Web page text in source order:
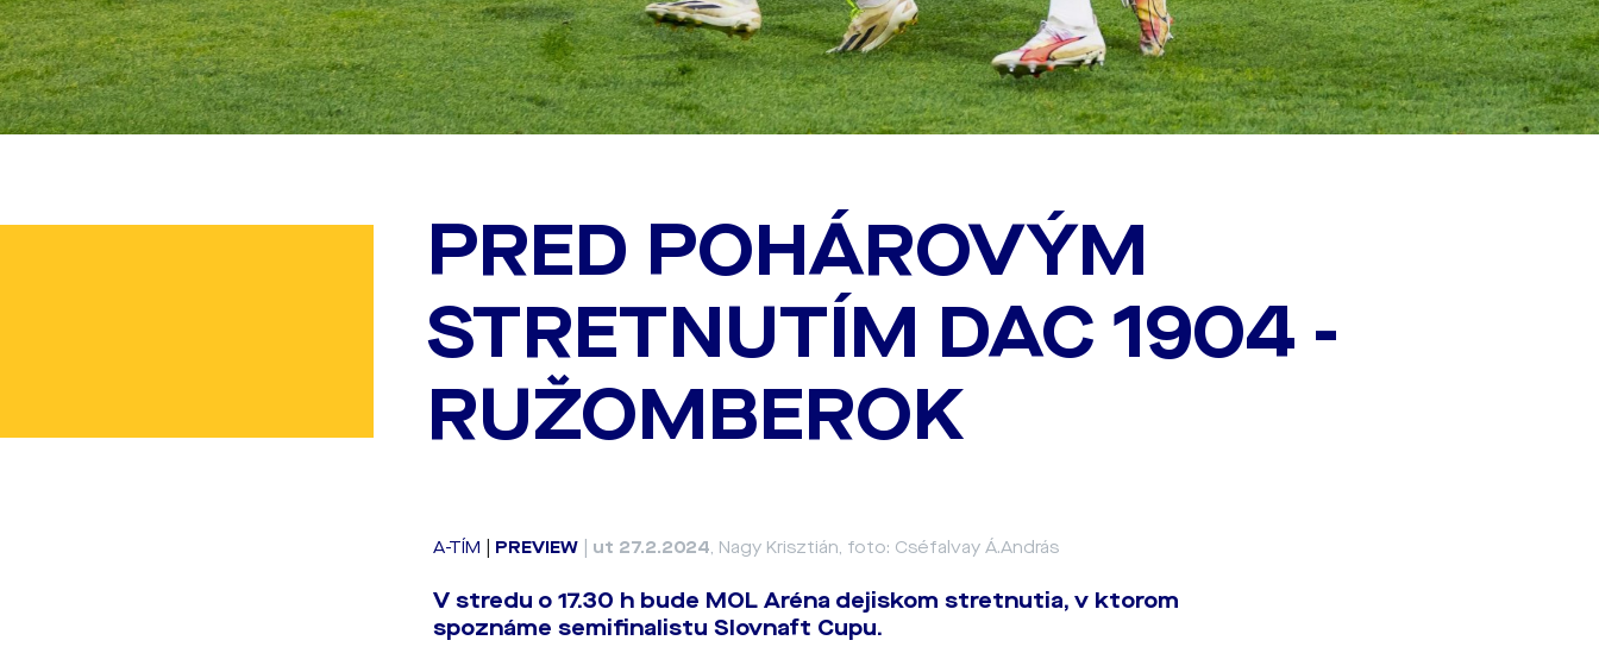
PRED POHÁROVÝM
STRETNUTÍM DAC 1904 -
RUŽOMBEROK
A-TÍM PREVIEW ut 27.2.2024, Nagy Krisztián, foto: Cséfalvay Á.András
V stredu o 17.30 h bude MOL Aréna dejiskom stretnutia, v ktorom
spoznáme semifinalistu Slovnaft Cupu.